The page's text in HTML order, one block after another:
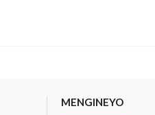
MENGINEYO